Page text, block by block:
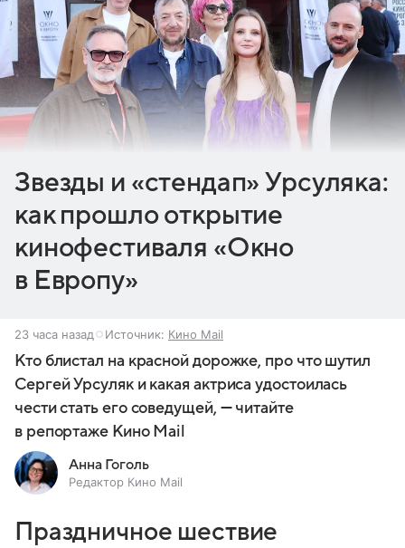
Звезды и «стендап» Урсуляка:
как прошло открытие
кинофестиваля «Окно
в Европу»
23 часа назад Источник: Кино Mail
Кто блистал на красной дорожке, про что шутил
Сергей Урсуляк и какая актриса удостоилась
чести стать его соведущей, — читайте
в репортаже Кино Mail
Анна Гоголь
Редактор Кино Mail
Праздничное шествие